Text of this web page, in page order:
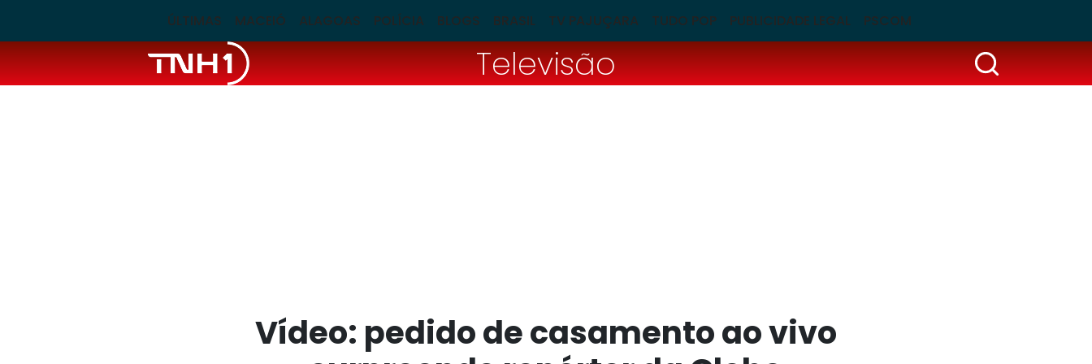
ÚLTIMAS MACEIÓ ALAGOAS POLÍCIA BLOGS BRASIL TV PAJUÇARA TUDO POP PUBLICIDADE LEGAL PSCOM
Televisão
Vídeo: pedido de casamento ao vivo